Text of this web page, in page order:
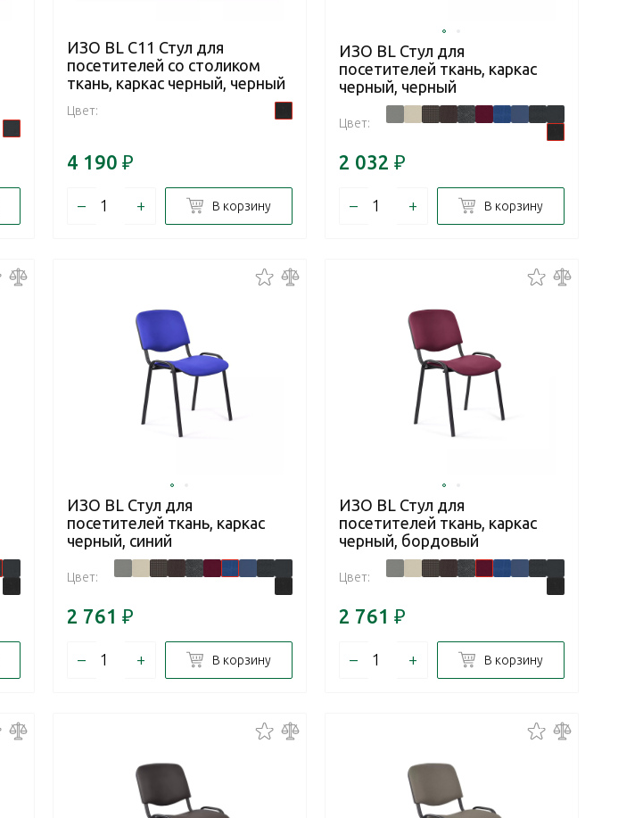
ИЗО BL C11 Стул для
посетителей со столиком
ткань, каркас черный, черный
Цвет:
4 190 ₽
– + В корзину
ИЗО BL Стул для
посетителей ткань, каркас
черный, черный
Цвет:
2 032 ₽
– + В корзину
ИЗО BL Стул для
посетителей ткань, каркас
черный, синий
Цвет:
2 761 ₽
– + В корзину
ИЗО BL Стул для
посетителей ткань, каркас
черный, бордовый
Цвет:
2 761 ₽
– + В корзину